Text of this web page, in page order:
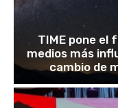
TIME pone el
medios más
cambio de